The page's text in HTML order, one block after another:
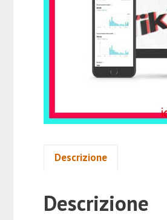
Descrizione
Descrizione